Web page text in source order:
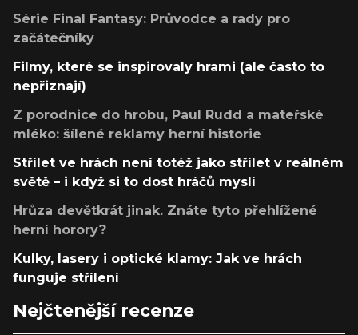
Série Final Fantasy: Průvodce a rady pro
začátečníky
Filmy, které se inspirovaly hrami (ale často to
nepřiznají)
Z porodnice do hrobu, Paul Rudd a mateřské
mléko: šílené reklamy herní historie
Střílet ve hrách není totéž jako střílet v reálném
světě – i když si to dost hráčů myslí
Hrůza devětkrát jinak. Znáte tyto přehlížené
herní horory?
Kulky, lasery i optické klamy: Jak ve hrách
funguje střílení
Nejčtenější recenze